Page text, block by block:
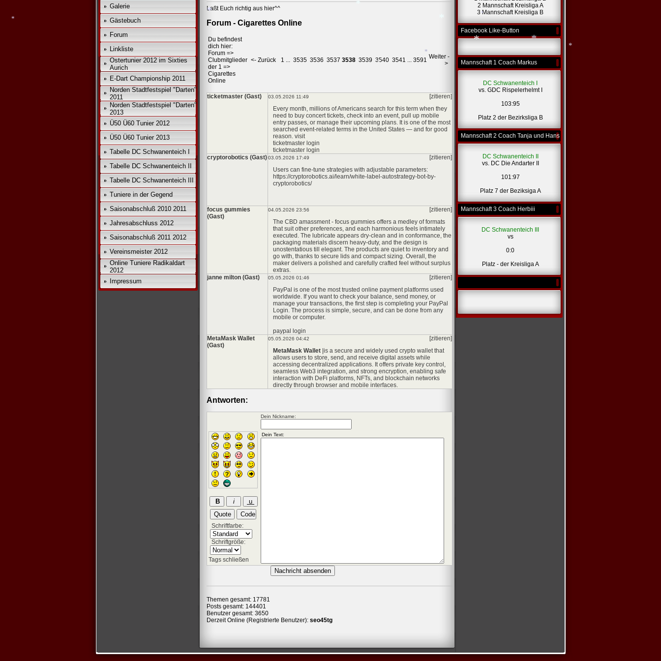
Galerie
Gästebuch
Forum
Linkliste
Ostertunier 2012 im Sixties
Aurich
E-Dart Championship 2011
Norden Stadtfestspiel "Darten"
2011
Norden Stadtfestspiel "Darten"
2013
Ü50 Ü60 Tunier 2012
Ü50 Ü60 Tunier 2013
Tabelle DC Schwanenteich I
Tabelle DC Schwanenteich II
Tabelle DC Schwanenteich III
Tuniere in der Gegend
Saisonabschluß 2010 2011
Jahresabschluss 2012
Saisonabschluß 2011 2012
Vereinsmeister 2012
Online Tuniere Radikaldart
2012
Impressum
Laßt Euch richtig aus hier^^
Forum - Cigarettes Online
Du befindest
dich hier:
Forum =>
Clubmitglieder
der 1 =>
Cigarettes
Online
<- Zurück 1 ... 3535 3536 3537 3538 3539 3540 3541 ... 3591 Weiter -
>
ticketmaster (Gast) 03.05.2026 11:49
[zitieren]
Every month, millions of Americans search for this term when they
need to buy concert tickets, check into an event, pull up mobile
entry passes, or manage their upcoming plans. It is one of the most
searched event-related terms in the United States — and for good
reason. visit
ticketmaster login
ticketmaster login
cryptorobotics (Gast)03.05.2026 17:49
[zitieren]
Users can fine-tune strategies with adjustable parameters:
https://cryptorobotics.ai/learn/white-label-autostrategy-bot-by-
cryptorobotics/
focus gummies
(Gast)
04.05.2026 23:56
[zitieren]
The CBD amassment - focus gummies offers a medley of formats
that suit other preferences, and each harmonious feels intimately
executed. The lubricate appears dry-clean and in conformance, the
packaging materials discern heavy-duty, and the design is
unostentatious till elegant. The products are quiet to inventory and
go with, thanks to secure lids and compact sizing. Overall, the
maker delivers a polished and carefully crafted feel without surplus
extras.
janne milton (Gast)
05.05.2026 01:46
[zitieren]
PayPal is one of the most trusted online payment platforms used
worldwide. If you want to check your balance, send money, or
manage your transactions, the first step is completing your PayPal
Login. The process is simple, secure, and can be done from any
mobile or computer.
paypal login
MetaMask Wallet
(Gast)
05.05.2026 04:42
[zitieren]
MetaMask Wallet |is a secure and widely used crypto wallet that
allows users to store, send, and receive digital assets while
accessing decentralized applications. It offers private key control,
seamless Web3 integration, and strong encryption, enabling safe
interaction with DeFi platforms, NFTs, and blockchain networks
directly through browser and mobile interfaces.
Antworten:
Dein Nickname:
Schriftfarbe:
Schriftgröße:
Tags schließen
Themen gesamt: 17781
Posts gesamt: 144401
Benutzer gesamt: 3650
Derzeit Online (Registrierte Benutzer): seo45tg
2 Mannschaft Kreisliga A
3 Mannschaft Kreisliga B
Facebook Like-Button
Mannschaft 1 Coach Markus
DC Schwanenteich I
vs. GDC Rispelerhelmt I
103:95
Platz 2 der Bezirksliga B
Mannschaft 2 Coach Tanja und Hans
DC Schwanenteich II
vs. DC Die Andarter II
101:97
Platz 7 der Beziksiga A
Mannschaft 3 Coach Herbiii
DC Schwanenteich III
vs
0:0
Platz - der Kreisliga A
*
*
*
*
*
*